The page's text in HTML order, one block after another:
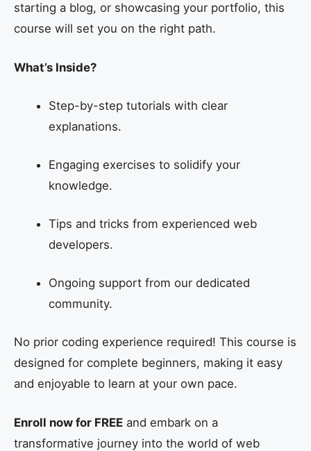
starting a blog, or showcasing your portfolio, this
course will set you on the right path.
What’s Inside?
Step-by-step tutorials with clear
explanations.
Engaging exercises to solidify your
knowledge.
Tips and tricks from experienced web
developers.
Ongoing support from our dedicated
community.
No prior coding experience required! This course is
designed for complete beginners, making it easy
and enjoyable to learn at your own pace.
Enroll now for FREE and embark on a
transformative journey into the world of web